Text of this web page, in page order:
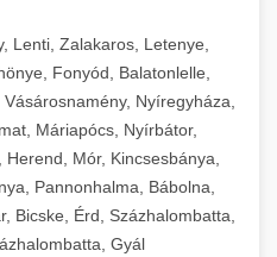
Lenti, Zalakaros, Letenye,
Fonyód, Balatonlelle,
Nyíregyháza,
Máriapócs, Nyírbátor,
Mór, Kincsesbánya,
Pannonhalma, Bábolna,
Bicske, Érd, Százhalombatta,
Gyál